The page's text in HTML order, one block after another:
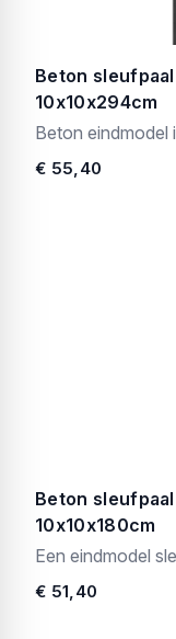
Beton
10x10x294cm
Beton eindmodel
€ 55,40
Beton
10x10x180cm
Een eindmodel
€ 51,40